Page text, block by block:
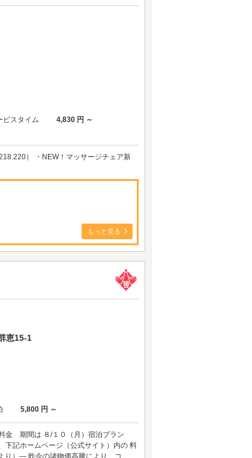
ビスタイム
4,830 円 ～
） ・NEW！マッサージチェア新
もっと見る
恵15-1
5,800 円 ～
期間は ８/１０（月）宿泊プラン
記ホームページ（公式サイト）内の 料
）― 昨今の諸物価高騰により、コ...